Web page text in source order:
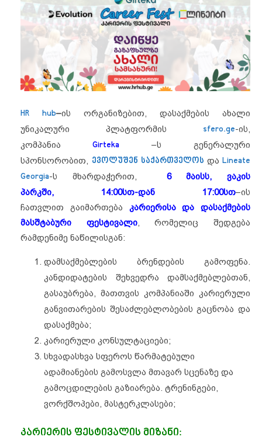
HR hub–ის ორგანიზებით, დასაქმების ახალი
უნიკალური პლატფორმის sfero.ge-ის,
კომპანია
Girteka –ს გენერალური
სპონსორობით, ევოლუშენ საქართველოს და Lineate
Georgia-ს მხარდაჭერით, 6 მაისს, ვაკის
პარკში, 14:00სთ-დან 17:00სთ–ის
ჩათვლით გაიმართება კარიერისა და დასაქმების
მასშტაბური ფესტივალი, რომელიც შედგება
რამდენიმე ნაწილისგან:
დამსაქმებლების ბრენდების გამოფენა.
კანდიდატების შეხვედრა დამსაქმებლებთან,
გასაუბრება, მათთვის კომპანიაში კარიერული
განვითარების შესაძლებლობების გაცნობა და
დასაქმება;
კარიერული კონსულტაციები;
სხვადასხვა სფეროს წარმატებული
ადამიანების გამოსვლა მთავარ სცენაზე და
გამოცდილების გაზიარება. ტრენინგები,
ვორქშოპები, მასტერკლასები;
კარიერის ფესტივალის მიზანი: